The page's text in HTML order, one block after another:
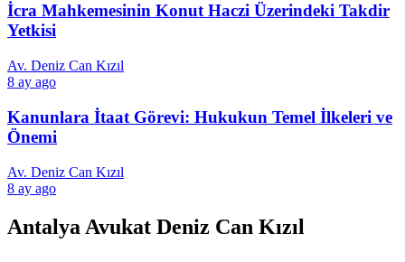
İcra Mahkemesinin Konut Haczi Üzerindeki Takdir
Yetkisi
Av. Deniz Can Kızıl
8 ay ago
Kanunlara İtaat Görevi: Hukukun Temel İlkeleri ve
Önemi
Av. Deniz Can Kızıl
8 ay ago
Antalya Avukat Deniz Can Kızıl